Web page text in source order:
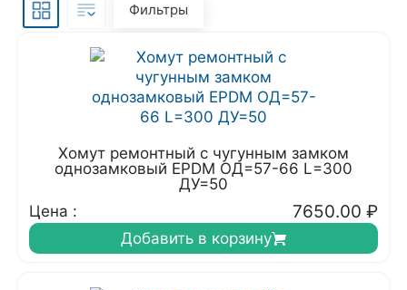
Фильтры
Хомут ремонтный с чугунным замком
однозамковый EPDM ОД=57-66 L=300
ДУ=50
Цена :
7650.00 ₽
Добавить в корзину